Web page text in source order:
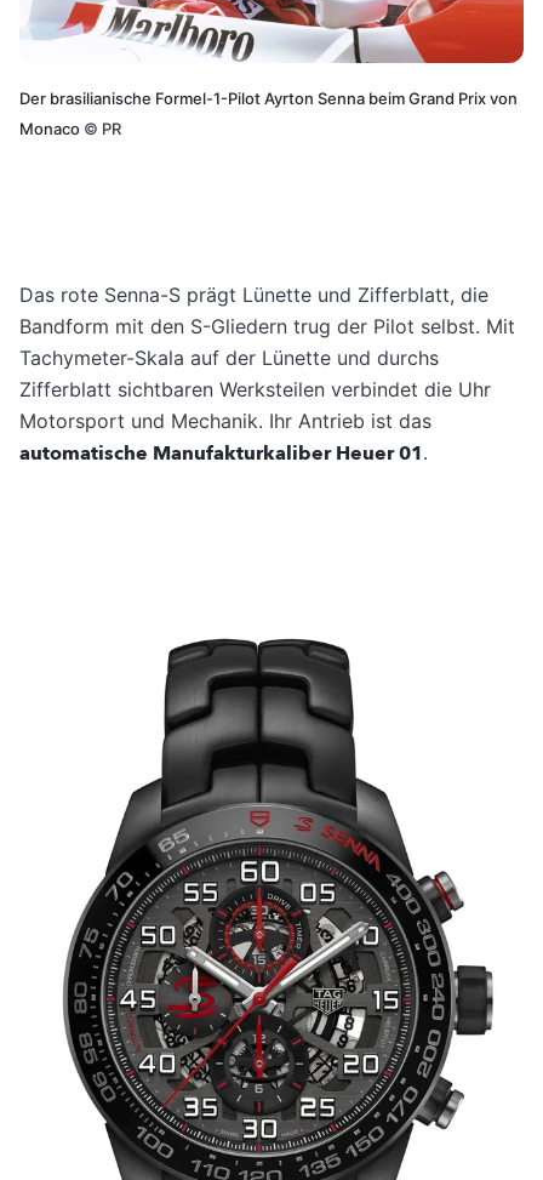
Der brasilianische Formel-1-Pilot Ayrton Senna beim Grand Prix von
Monaco © PR
Das rote Senna-S prägt Lünette und Zifferblatt, die
Bandform mit den S-Gliedern trug der Pilot selbst. Mit
Tachymeter-Skala auf der Lünette und durchs
Zifferblatt sichtbaren Werksteilen verbindet die Uhr
Motorsport und Mechanik. Ihr Antrieb ist das
automatische Manufakturkaliber Heuer 01.